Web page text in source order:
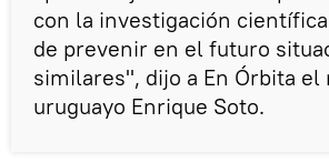
con la investigación
de prevenir en el futuro
similares", dijo a En Órbita el
uruguayo Enrique Soto.